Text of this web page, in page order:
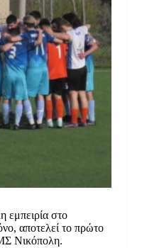
εμπειρία στο
αποτελεί το πρώτο
Νικόπολη.